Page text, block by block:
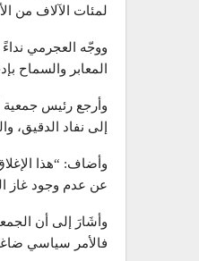
لمئات الآلاف من
ووجّه العجرمي
المعابر والسماح
وأرجع رئيس جمعية
إلى نفاد الدقيق،
وأضاف: “هذا
عن عدم وجود غاز
وأشَارَ إلى أن
فالأمر سياسي